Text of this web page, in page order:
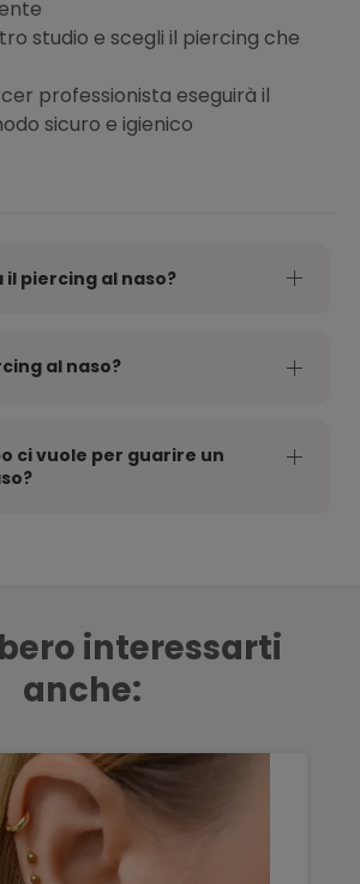
studio e scegli il piercing che
professionista eseguirà il
sicuro e igienico
piercing al naso?
al naso?
ci vuole per guarire un
interessarti
anche: